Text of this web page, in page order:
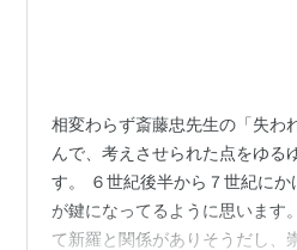
相変わらず斎藤忠先生の「失わ
んで、考えさせられた点をゆる
す。 ６世紀後半から７世紀に
が鍵になってるように思います
て新羅と関係がありそうだし、